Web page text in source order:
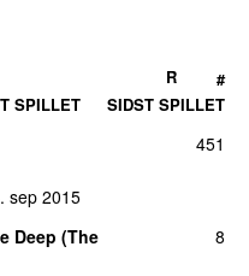
3
aug 2015
3
SPILLET
SIDST SPILLET
R #
sep 2015
451
Deep (The
8